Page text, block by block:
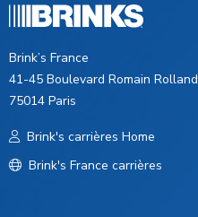
Brink’s France
41-45 Boulevard Romain Rolland
75014 Paris
Brink's carrières Home
Brink's France carrières